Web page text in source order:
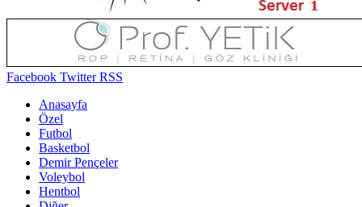
Facebook TwitterRSS
Anasayfa
Özel
Futbol
Basketbol
Demir Pençeler
Voleybol
Hentbol